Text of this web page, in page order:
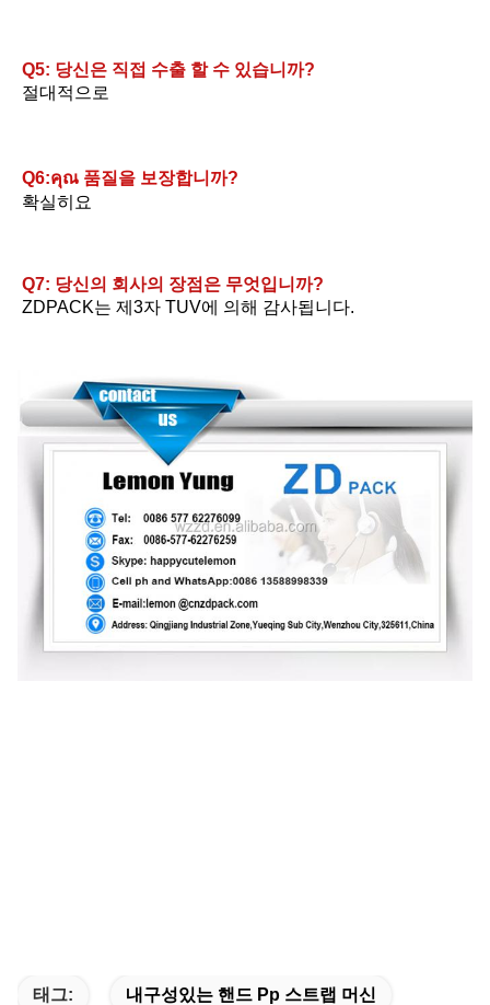
Q5: 당신은 직접 수출 할 수 있습니까?
절대적으로
Q6:คุณ 품질을 보장합니까?
확실히요
Q7: 당신의 회사의 장점은 무엇입니까?
ZDPACK는 제3자 TUV에 의해 감사됩니다.
태그: 내구성있는 핸드 Pp 스트랩 머신